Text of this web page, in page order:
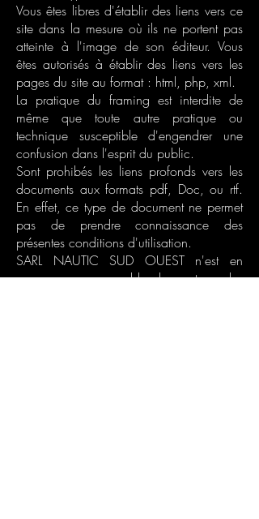
Vous êtes libres d'établir des liens vers ce
site dans la mesure où ils ne portent pas
atteinte à l'image de son éditeur. Vous
êtes autorisés à établir des liens vers les
pages du site au format : html, php, xml.
La pratique du framing est interdite de
même que toute autre pratique ou
technique susceptible d'engendrer une
confusion dans l'esprit du public.
Sont prohibés les liens profonds vers les
documents aux formats pdf, Doc, ou rtf.
En effet, ce type de document ne permet
pas de prendre connaissance des
présentes conditions d'utilisation.
SARL NAUTIC SUD OUEST n'est en
aucun cas responsable du contenu des